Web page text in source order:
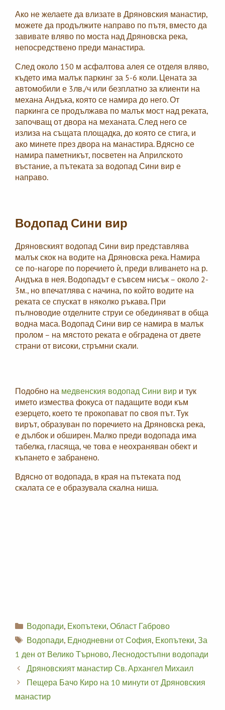
Ако не желаете да влизате в Дряновския манастир,
можете да продължите направо по пътя, вместо да
завивате вляво по моста над Дряновска река,
непосредствено преди манастира.
След около 150 м асфалтова алея се отделя вляво,
където има малък паркинг за 5-6 коли. Цената за
автомобили е 3лв./ч или безплатно за клиенти на
механа Андъка, която се намира до него. От
паркинга се продължава по малък мост над реката,
започващ от двора на механата. След него се
излиза на същата площадка, до която се стига, и
ако минете през двора на манастира. Вдясно се
намира паметникът, посветен на Априлското
въстание, а пътеката за водопад Сини вир е
направо.
Водопад Сини вир
Дряновският водопад Сини вир представлява
малък скок на водите на Дряновска река. Намира
се по-нагоре по поречието ѝ, преди вливането на р.
Андъка в нея. Водопадът е съвсем нисък – около 2-
3м., но впечатлява с начина, по който водите на
реката се спускат в няколко ръкава. При
пълноводие отделните струи се обединяват в обща
водна маса. Водопад Сини вир се намира в малък
пролом – на мястото реката е обградена от двете
страни от високи, стръмни скали.
Подобно на медвенския водопад Сини вир и тук
името измества фокуса от падащите води към
езерцето, което те прокопават по своя път. Тук
вирът, образуван по поречието на Дряновска река,
е дълбок и обширен. Малко преди водопада има
табелка, гласяща, че това е неохраняван обект и
къпането е забранено.
Вдясно от водопада, в края на пътеката под
скалата се е образувала скална ниша.
Categories
Водопади, Екопътеки, Област Габрово
Tags
Водопади, Еднодневни от София, Екопътеки, За
1 ден от Велико Търново, Леснодостъпни водопади
Дряновският манастир Св. Архангел Михаил
Пещера Бачо Киро на 10 минути от Дряновския
манастир